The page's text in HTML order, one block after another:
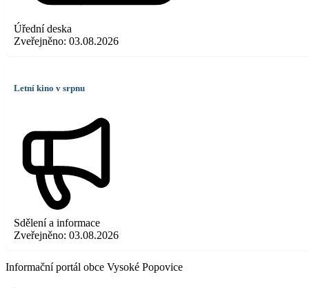
Úřední deska
Zveřejněno: 03.08.2026
Letní kino v srpnu
Sdělení a informace
Zveřejněno: 03.08.2026
Informační portál obce Vysoké Popovice